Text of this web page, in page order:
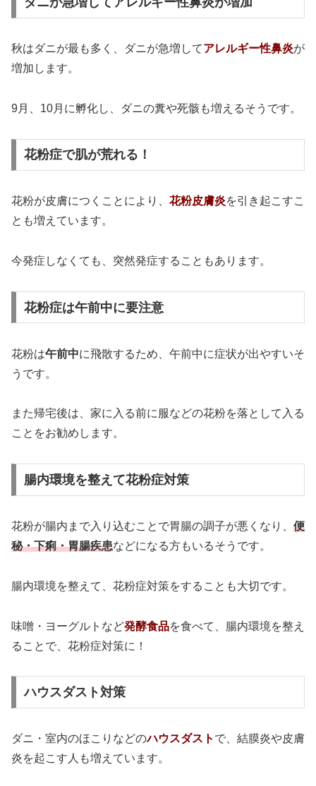
秋はダニが最も多く、ダニが急増してアレルギー性鼻炎が
増加します。
9月、10月に孵化し、ダニの糞や死骸も増えるそうです。
花粉症で肌が荒れる！
花粉が皮膚につくことにより、 花粉皮膚炎を引き起こすこ
とも増えています。
今発症しなくても、突然発症することもあります。
花粉症は午前中に要注意
花粉は午前中に飛散するため、午前中に症状が出やすいそ
うです。
また帰宅後は、家に入る前に服などの花粉を落として入る
ことをお勧めします。
腸内環境を整えて花粉症対策
花粉が腸内まで入り込むことで胃腸の調子が悪くなり、 便
秘・下痢・胃腸疾患などになる方もいるそうです。
腸内環境を整えて、花粉症対策をすることも大切です。
味噌・ヨーグルトなど発酵食品を食べて、腸内環境を整え
ることで、花粉症対策に！
ハウスダスト対策
ダニ・室内のほこりなどのハウスダスト で、結膜炎や皮膚
炎を起こす人も増えています。